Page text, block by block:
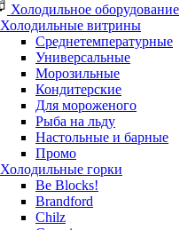
Холодильное оборудование
Холодильные витрины
Среднетемпературные
Универсальные
Морозильные
Кондитерские
Для мороженого
Рыба на льду
Настольные и барные
Промо
Холодильные горки
Be Blocks!
Brandford
Chilz